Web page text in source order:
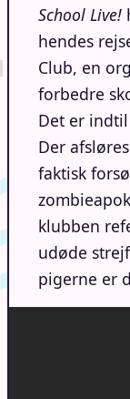
School Live!
hendes
Club, en
forbedre
Det er
Der
faktisk
klubben
udøde
pigerne er